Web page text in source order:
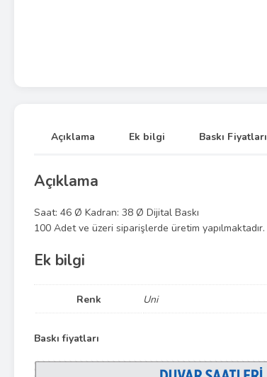
Açıklama Ek bilgi Baskı Fiyatları
Açıklama
Saat: 46 Ø Kadran: 38 Ø Dijital Baskı
100 Adet ve üzeri siparişlerde üretim yapılmaktadır.
Ek bilgi
Renk Uni
Baskı fiyatları